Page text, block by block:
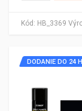
Kód: HB_3369
DODANIE DO 24